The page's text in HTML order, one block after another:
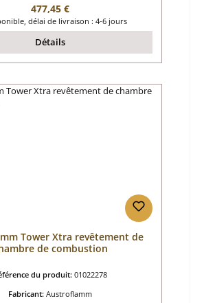
Prix régulier :
477,45 €
délai de livraison : 4-6 jours
Détails
Tower Xtra revêtement de
de combustion
du produit: 01022278
Fabricant: Austroflamm